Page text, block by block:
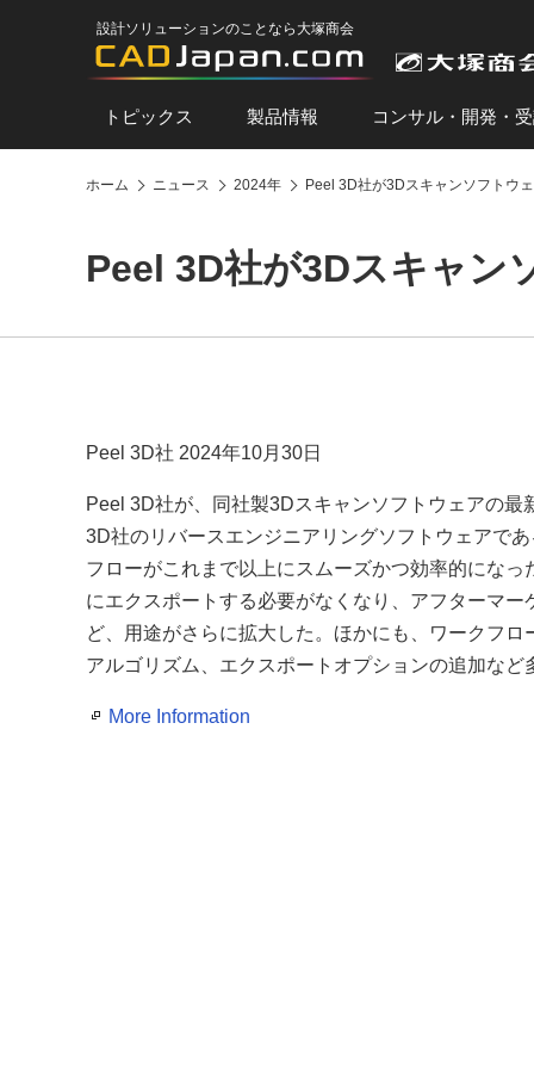
設計ソリューションのことなら大塚商会
トピックス 製品情報 コンサル・開発・
ホーム ニュース 2024年 Peel 3D社が3Dスキャンソフトウ
Peel 3D社が3Dスキャン
Peel 3D社 2024年10月30日
Peel 3D社が、同社製3Dスキャンソフトウェアの
3D社のリバースエンジニアリングソフトウェアで
フローがこれまで以上にスムーズかつ効率的にな
にエクスポートする必要がなくなり、アフターマ
ど、用途がさらに拡大した。ほかにも、ワークフ
アルゴリズム、エクスポートオプションの追加な
More Information